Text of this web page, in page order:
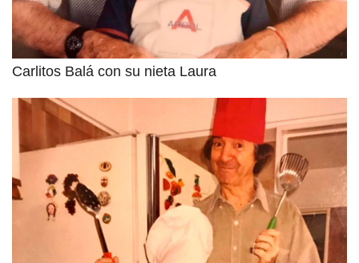
Carlitos Balá con su nieta Laura